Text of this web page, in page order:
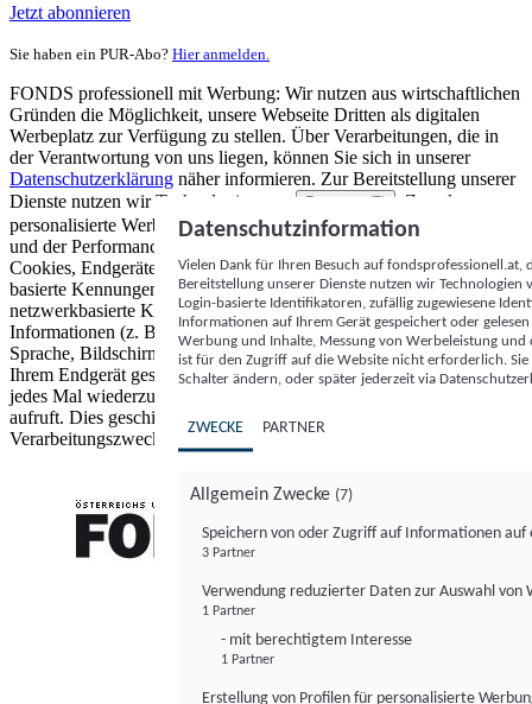
Jetzt abonnieren
Sie haben ein PUR-Abo? Hier anmelden.
FONDS professionell mit Werbung: Wir nutzen aus wirtschaftlichen
Gründen die Möglichkeit, unsere Webseite Dritten als digitalen
Werbeplatz zur Verfügung zu stellen. Über Verarbeitungen, die in
der Verantwortung von uns liegen, können Sie sich in unserer
Datenschutzerklärung näher informieren. Zur Bereitstellung unserer
Dienste nutzen wir Technologien von
Partnern (5)
. Zwecke:
personalisierte Werbung und Inhalte, Messung von Werbeleistung
und der Performance von Inhalten sowie Zielgruppenforschung.
Cookies, Endgeräte- oder ähnliche Online-Kennungen (z. B. login-
basierte Kennungen, zufällig generierte Kennungen,
netzwerkbasierte Kennungen) können zusammen mit anderen
Informationen (z. B. Browsertyp und Browserinformationen,
Sprache, Bildschirmgröße, unterstützte Technologien usw.) auf
Ihrem Endgerät gespeichert oder von dort ausgelesen werden, um es
jedes Mal wiederzuerkennen, wenn es eine App oder einer Webseite
aufruft. Dies geschieht für einen oder mehrere der hier aufgeführten
Verarbeitungszwecke.
Datenschutzinformation
Vielen Dank für Ihren Besuch auf
Bereitstellung unserer Dienste nutzen wir Technologien
Login-basierte Identifikatoren, zufällig zugewiesene
Informationen auf Ihrem Gerät gespeichert oder
Werbung und Inhalte, Messung von Werbeleistung
ist für den Zugriff auf die Website nicht erforderlich.
Schalter ändern, oder später jederzeit via
ZWECKE PARTNER
Allgemein Zwecke (7)
Speichern von oder Zugriff auf Informationen auf
3 Partner
Verwendung reduzierter Daten zur Auswahl von
1 Partner
- mit berechtigtem Interesse
1 Partner
Erstellung von Profilen für personalisierte
FONDS professionell